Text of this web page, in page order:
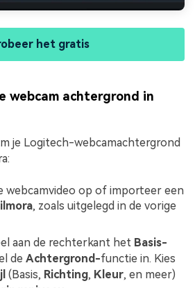
het gratis
webcam achtergrond in
je Logitech-webcamachtergrond
webcamvideo op of importeer een
, zoals uitgelegd in de vorige
aan de rechterkant het Basis-
de Achtergrond-functie in. Kies
(Basis, Richting, Kleur, en meer)